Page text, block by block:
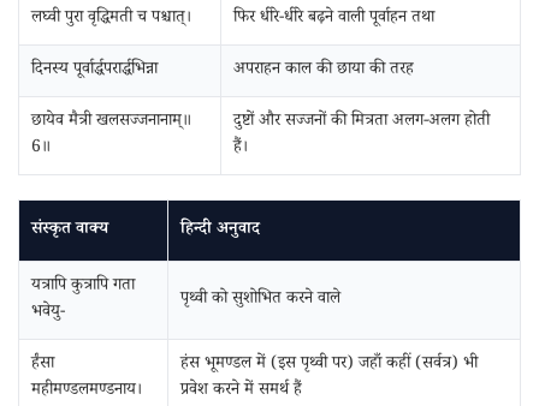
लघ्वी पुरा वृद्धिमती च पश्चात्‌।
फिर धीरे-धीरे बढ़ने वाली पूर्वाहन तथा
दिनस्य पूर्वार्द्धपरार्द्धभिन्ना
अपराहन काल की छाया की तरह
छायेव मैत्री खलसज्जनानाम्‌॥
6॥
दुष्टों और सज्जनों की मित्रता अलग-अलग होती
हैं।
संस्कृत वाक्य हिन्दी अनुवाद
यत्रापि कुत्रापि गता
भवेयु-
पृथ्वी को सुशोभित करने वाले
र्हंसा
महीमण्डलमण्डनाय।
हंस भूमण्डल में (इस पृथ्वी पर) जहाँ कहीं (सर्वत्र) भी
प्रवेश करने में समर्थ हैं